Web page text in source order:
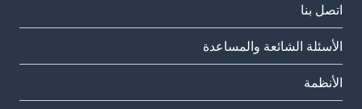
اتصل بنا
الأسئلة الشائعة والمساعدة
الأنظمة